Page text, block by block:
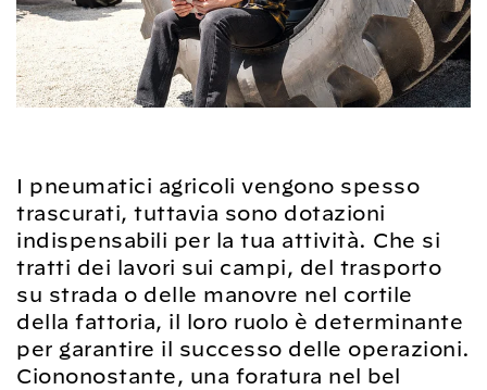
I pneumatici agricoli vengono spesso
trascurati, tuttavia sono dotazioni
indispensabili per la tua attività. Che si
tratti dei lavori sui campi, del trasporto
su strada o delle manovre nel cortile
della fattoria, il loro ruolo è determinante
per garantire il successo delle operazioni.
Ciononostante, una foratura nel bel